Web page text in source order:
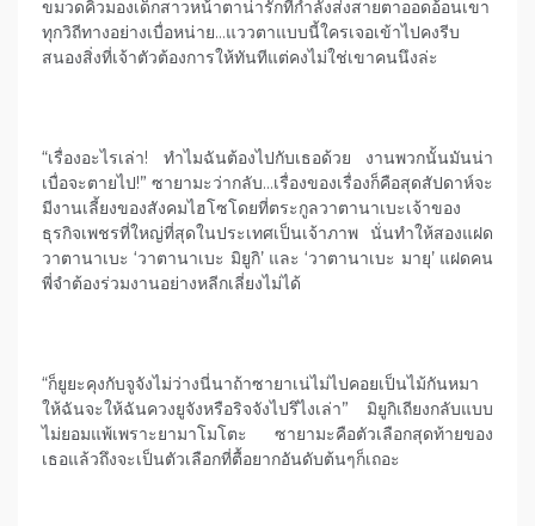
ขมวดคิ้วมองเด็กสาวหน้าตาน่ารักที่กำลังส่งสายตาออดอ้อนเขา
ทุกวิถีทางอย่างเบื่อหน่าย…แววตาแบบนี้ใครเจอเข้าไปคงรีบ
สนองสิ่งที่เจ้าตัวต้องการให้ทันทีแต่คงไม่ใช่เขาคนนึงล่ะ
“เรื่องอะไรเล่า! ทำไมฉันต้องไปกับเธอด้วย งานพวกนั้นมันน่า
เบื่อจะตายไป!” ซายามะว่ากลับ…เรื่องของเรื่องก็คือสุดสัปดาห์จะ
มีงานเลี้ยงของสังคมไฮโซโดยที่ตระกูลวาตานาเบะเจ้าของ
ธุรกิจเพชรที่ใหญ่ที่สุดในประเทศเป็นเจ้าภาพ นั่นทำให้สองแฝด
วาตานาเบะ ‘วาตานาเบะ มิยูกิ’ และ ‘วาตานาเบะ มายุ’ แฝดคน
พี่จำต้องร่วมงานอย่างหลีกเลี่ยงไม่ได้
“ก็ยูยะคุงกับจูจังไม่ว่างนี่นาถ้าซายาเน่ไม่ไปคอยเป็นไม้กันหมา
ให้ฉันจะให้ฉันควงยูจังหรือริจจังไปรึไงเล่า” มิยูกิเถียงกลับแบบ
ไม่ยอมแพ้เพราะยามาโมโตะ ซายามะคือตัวเลือกสุดท้ายของ
เธอแล้วถึงจะเป็นตัวเลือกที่ตื้อยากอันดับต้นๆก็เถอะ